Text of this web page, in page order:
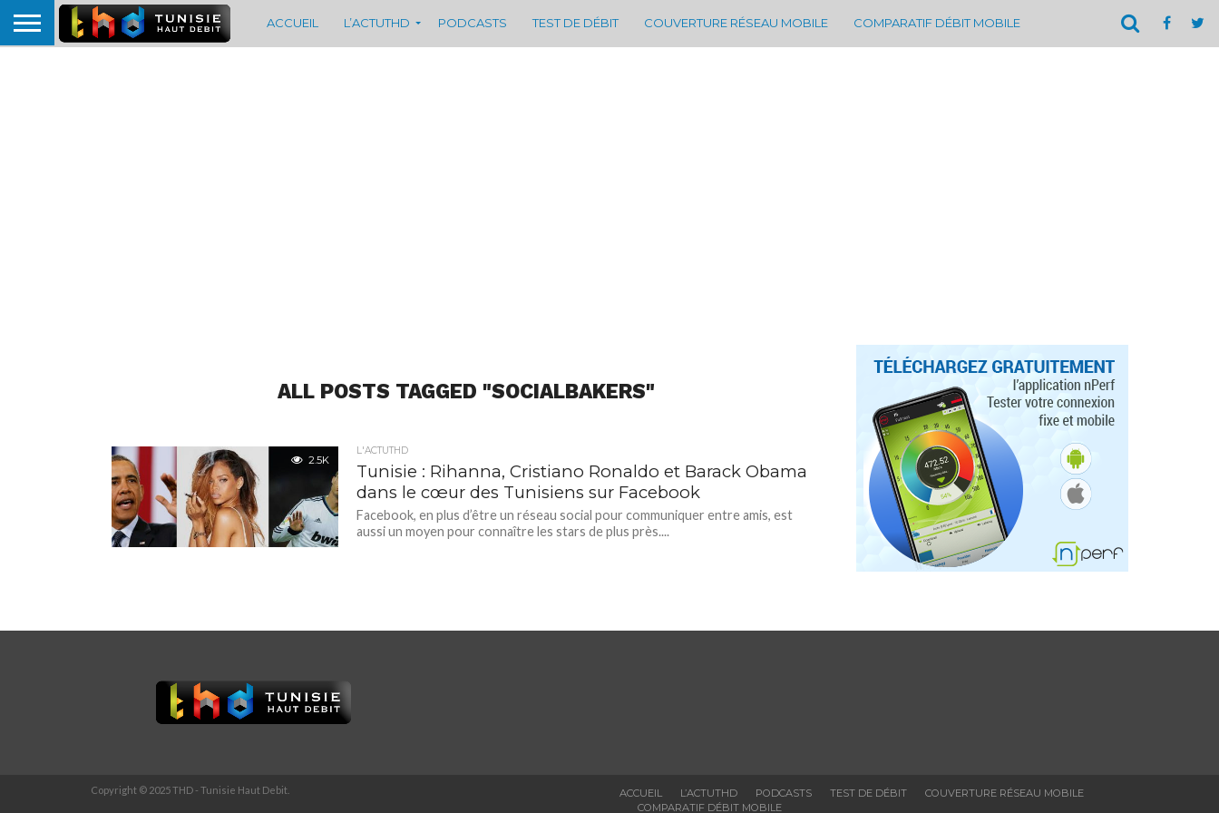
ACCUEIL L’ACTUTHD PODCASTS TEST DE DÉBIT COUVERTURE RÉSEAU MOBILE COMPARATIF DÉBIT MOBILE
ALL POSTS TAGGED "SOCIALBAKERS"
2.5K
L'ACTUTHD
Tunisie : Rihanna, Cristiano Ronaldo et Barack Obama
dans le cœur des Tunisiens sur Facebook
Facebook, en plus d’être un réseau social pour communiquer entre amis, est
aussi un moyen pour connaître les stars de plus près....
ACCUEIL L’ACTUTHD PODCASTS TEST DE DÉBIT
COUVERTURE RÉSEAU MOBILE
COMPARATIF DÉBIT MOBILE
Copyright © 2025 THD - Tunisie Haut Debit.